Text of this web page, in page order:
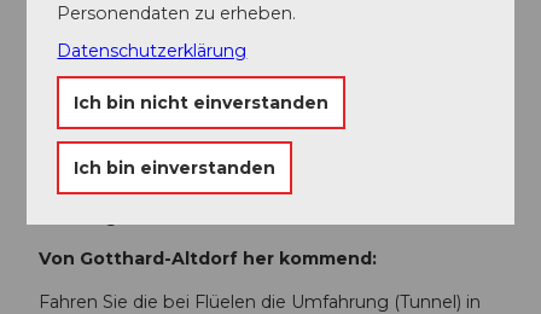
Vom Bodensee und Rapperswil her kommend:
Bei Rapperswil fahren Sie Richtung Pfäffikon /
Gotthard. Bei Pfäffikon führt ein kurzes Stück auf der
Autobahn A3 in Richtung Gotthard. Nehmen Sie
gleich wieder die erste Ausfahrt Richtung Gotthard /
Schwyz. Die Landstrasse führt Sie über Rothenthurm
und Sattel nach Schwyz. Bei Schwyz fahren Sie
Von Gotthard-Altdorf her kommend:
Fahren Sie die bei Flüelen die Umfahrung (Tunnel) in
Personendaten zu erheben.
Datenschutzerklärung
Ich bin nicht einverstanden
Ich bin einverstanden